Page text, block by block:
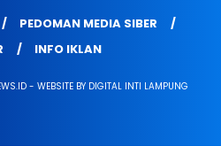
PEDOMAN MEDIA SIBER
INFO IKLAN
- WEBSITE BY DIGITAL INTI LAMPUNG